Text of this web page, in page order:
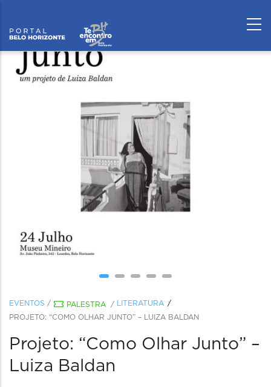
EVENTOS / PALESTRA /
LITERATURA
PROJETO: “COMO OLHAR JUNTO” – LUIZA BALDAN
Projeto: “Como Olhar Junto” –
Luiza Baldan